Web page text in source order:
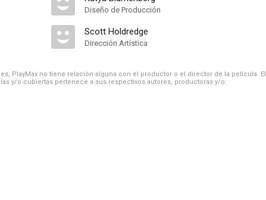
Diseño de Producción
Scott Holdredge
Dirección Artística
PlayMax no tiene relación alguna con el productor o el director de la película. El
y/o cubiertas pertenece a sus respectivos autores, productoras y/o